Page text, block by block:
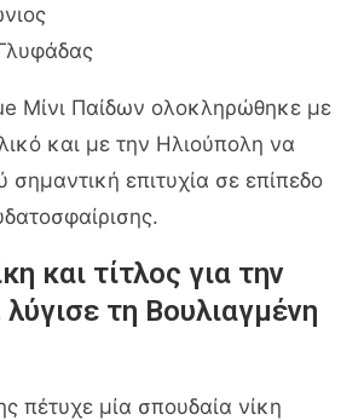
Μίνι Παίδων ολοκληρώθηκε με
και με την Ηλιούπολη να
σημαντική επιτυχία σε επίπεδο
και τίτλος για την
τη Βουλιαγμένη
πέτυχε μία σπουδαία νίκη